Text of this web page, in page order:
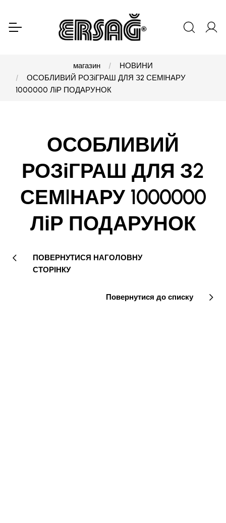
магазин
НОВИНИ
ОСОБЛИВИЙ РОЗіГРАШ ДЛЯ З2 СЕМIНАРУ
1000000 ЛіР ПОДАРУНОК
ОСОБЛИВИЙ
РОЗіГРАШ ДЛЯ З2
СЕМIНАРУ 1000000
ЛіР ПОДАРУНОК
ПОВЕРНУТИСЯ НАГОЛОВНУ
СТОРІНКУ
Повернутися до списку